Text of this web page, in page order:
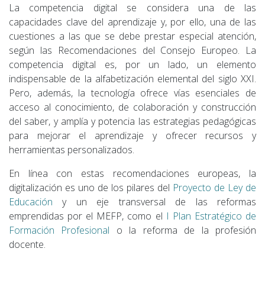
La competencia digital se considera una de las
capacidades clave del aprendizaje y, por ello, una de las
cuestiones a las que se debe prestar especial atención,
según las Recomendaciones del Consejo Europeo. La
competencia digital es, por un lado, un elemento
indispensable de la alfabetización elemental del siglo XXI.
Pero, además, la tecnología ofrece vías esenciales de
acceso al conocimiento, de colaboración y construcción
del saber, y amplía y potencia las estrategias pedagógicas
para mejorar el aprendizaje y ofrecer recursos y
herramientas personalizados.
En línea con estas recomendaciones europeas, la
digitalización es uno de los pilares del Proyecto de Ley de
Educación y un eje transversal de las reformas
emprendidas por el MEFP, como el I Plan Estratégico de
Formación Profesional o la reforma de la profesión
docente.